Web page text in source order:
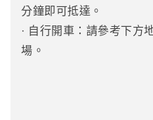
分鐘即可抵達。
· 自行開車：請參考下方
場。